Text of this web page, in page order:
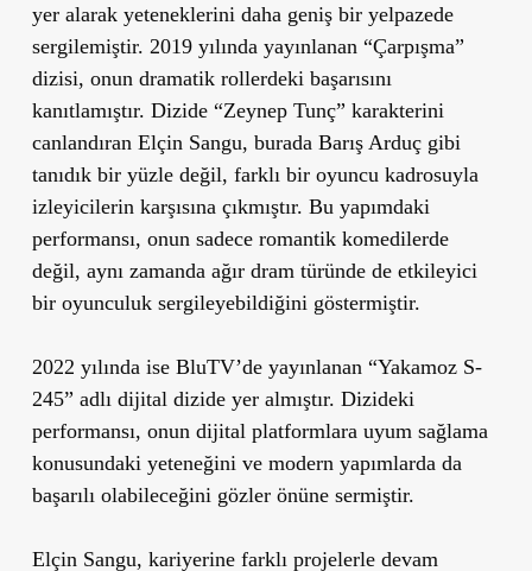
yer alarak yeteneklerini daha geniş bir yelpazede
sergilemiştir. 2019 yılında yayınlanan “Çarpışma”
dizisi, onun dramatik rollerdeki başarısını
kanıtlamıştır. Dizide “Zeynep Tunç” karakterini
canlandıran Elçin Sangu, burada Barış Arduç gibi
tanıdık bir yüzle değil, farklı bir oyuncu kadrosuyla
izleyicilerin karşısına çıkmıştır. Bu yapımdaki
performansı, onun sadece romantik komedilerde
değil, aynı zamanda ağır dram türünde de etkileyici
bir oyunculuk sergileyebildiğini göstermiştir.
2022 yılında ise BluTV’de yayınlanan “Yakamoz S-
245” adlı dijital dizide yer almıştır. Dizideki
performansı, onun dijital platformlara uyum sağlama
konusundaki yeteneğini ve modern yapımlarda da
başarılı olabileceğini gözler önüne sermiştir.
Elçin Sangu, kariyerine farklı projelerle devam